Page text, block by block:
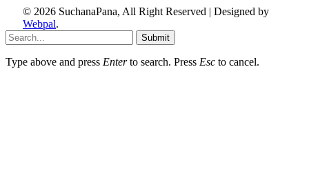
© 2026 SuchanaPana, All Right Reserved | Designed by
Webpal.
Submit
Type above and press Enterto search. Press Esc to cancel.